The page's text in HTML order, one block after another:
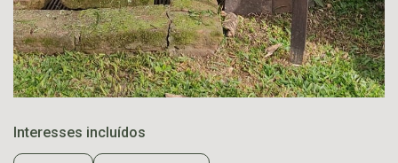
Interesses incluídos